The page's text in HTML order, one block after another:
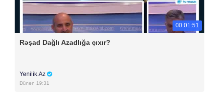
00:01:51
Rəşad Dağlı Azadlığa çıxır?
Yenilik.Az
Dünən 19:31